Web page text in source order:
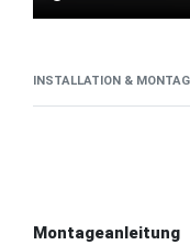
INSTALLATION &
Montageanleitung